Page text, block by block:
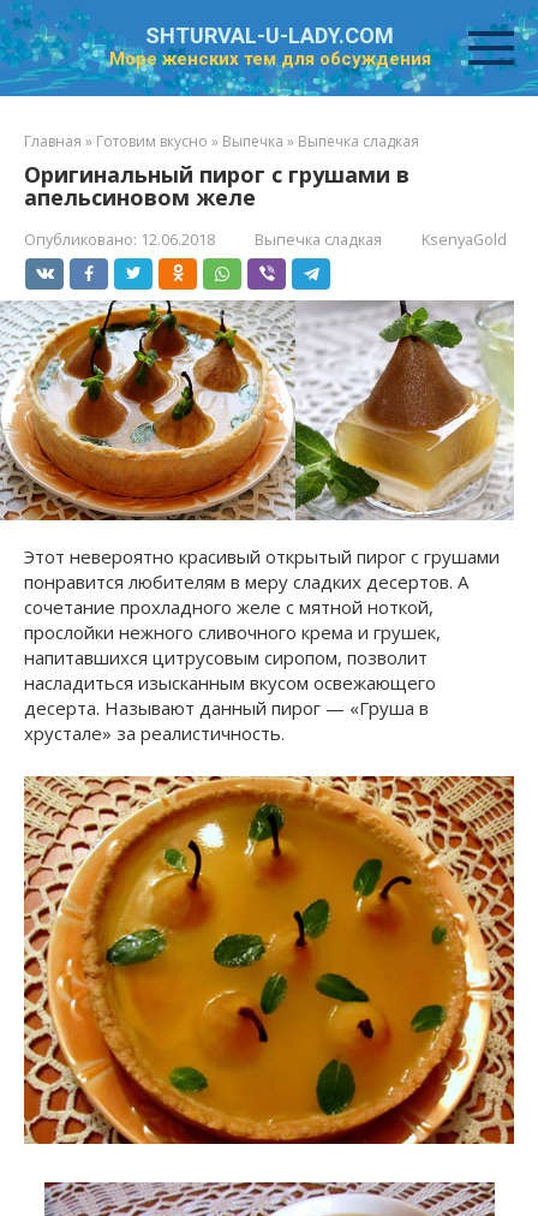
Перейти
к
контенту
SHTURVAL-U-LADY.COM
Море женских тем для обсуждения
Главная » Готовим вкусно » Выпечка » Выпечка сладкая
Оригинальный пирог с грушами в
апельсиновом желе
Опубликовано: 12.06.2018 Выпечка сладкая KsenyaGold
Этот невероятно красивый открытый пирог с грушами
понравится любителям в меру сладких десертов. А
сочетание прохладного желе с мятной ноткой,
прослойки нежного сливочного крема и грушек,
напитавшихся цитрусовым сиропом, позволит
насладиться изысканным вкусом освежающего
десерта. Называют данный пирог — «Груша в
хрустале» за реалистичность.